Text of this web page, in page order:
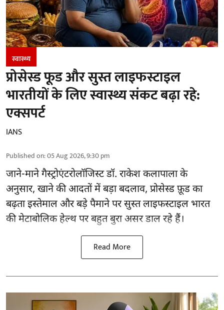
स्वास्थ्य
प्रोसेस्ड फूड और सुस्त लाइफस्टाइल
भारतीयों के लिए स्वास्थ्य संकट बढ़ा रहे:
एक्सपर्ट
IANS
Published on:05 Aug 2026, 9:30 pm
जाने-माने गैस्ट्रोएंटरोलॉजिस्ट डॉ. राकेश कलापाला के
अनुसार, खाने की आदतोंमें बड़ा बदलाव, प्रोसेस्ड फ़ूड का
बढ़ता इस्तेमाल और बड़े पैमाने पर सुस्त लाइफस्टाइल भारत
की मेटाबोलिक हेल्थ पर बहुत बुरा असर डाल रहे हैं।
Read More